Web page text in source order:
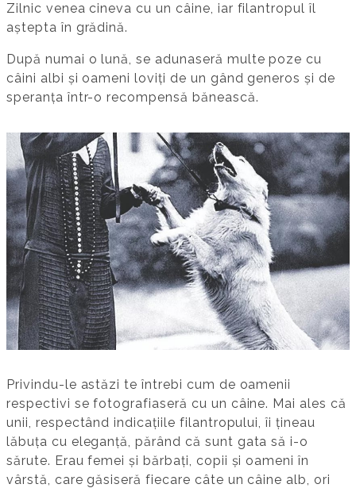
Zilnic venea cineva cu un câine, iar filantropul îl
aștepta în grădină.
După numai o lună, se adunaseră multe poze cu
câini albi și oameni loviți de un gând generos și de
speranța într-o recompensă bănească.
Privindu-le astăzi te întrebi cum de oamenii
respectivi se fotografiaseră cu un câine. Mai ales că
unii, respectând indicațiile filantropului, îi țineau
lăbuța cu eleganță, părând că sunt gata să i-o
sărute. Erau femei și bărbați, copii și oameni în
vârstă, care găsiseră fiecare câte un câine alb, ori